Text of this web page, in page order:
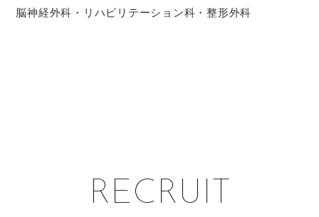
脳神経外科・リハビリテーション科・整形外科
RECRUIT